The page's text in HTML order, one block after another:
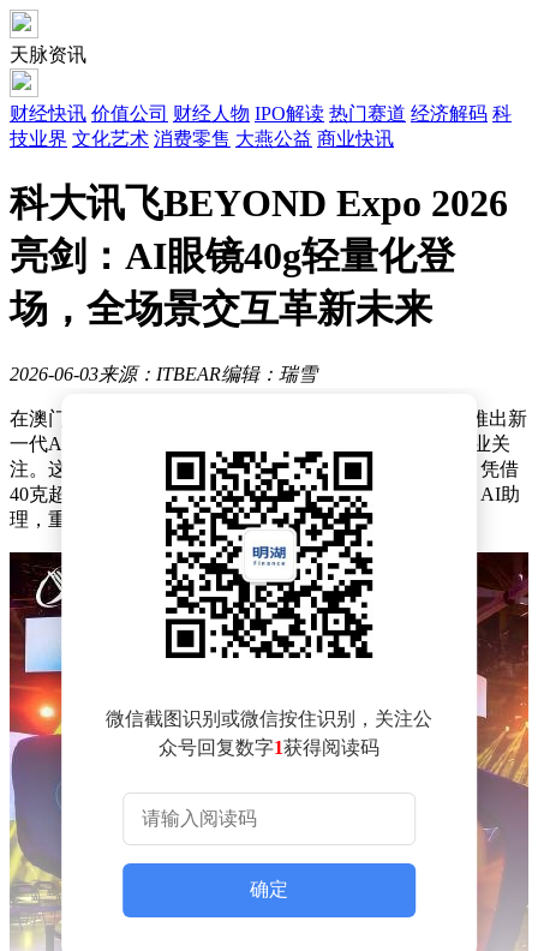
天脉资讯
财经快讯 价值公司 财经人物 IPO解读 热门赛道 经济解码 科
技业界 文化艺术 消费零售 大燕公益 商业快讯
科大讯飞BEYOND Expo 2026
亮剑：AI眼镜40g轻量化登
场，全场景交互革新未来
2026-06-03来源：ITBEAR编辑：瑞雪
在澳门BEYOND Expo 2026科技盛会上，科大讯飞正式推出新
一代AI眼镜，以颠覆性交互体验与硬核技术实力引发行业关
注。这款定价4299元的智能设备将于6月15日开启预售，凭借
40克超轻机身、全场景翻译能力及独立运行的GlassClaw AI助
理，重新定义了可穿戴设备的功能边界。
微信截图识别或微信按住识别，关注公
众号回复数字1获得阅读码
确定